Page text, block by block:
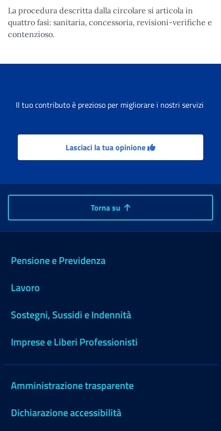
La procedura descritta dalla circolare si articola in
quattro fasi: sanitaria, concessoria, revisioni-verifiche e
contenzioso.
Il tuo contributo è prezioso per migliorare i nostri servizi
Lasciaci la tua opinione
Torna su
Pensione e Previdenza
Lavoro
Sostegni, Sussidi e Indennità
Imprese e Liberi Professionisti
Amministrazione trasparente
Dichiarazione accessibilità